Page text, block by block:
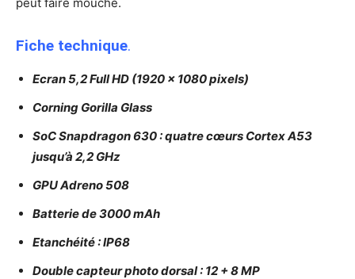
Fiche technique.
Ecran 5,2 Full HD (1920 x 1080 pixels)
Corning Gorilla Glass
SoC Snapdragon 630 : quatre cœurs Cortex A53
jusqu’à 2,2 GHz
GPU Adreno 508
Batterie de 3000 mAh
Etanchéité : IP68
Double capteur photo dorsal : 12 + 8 MP